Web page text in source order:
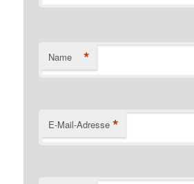
Name *
E-Mail-Adresse *